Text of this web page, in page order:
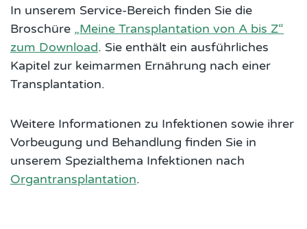
In unserem Service-Bereich finden Sie die
Broschüre „Meine Transplantation von A bis Z“
zum Download. Sie enthält ein ausführliches
Kapitel zur keimarmen Ernährung nach einer
Transplantation.
Weitere Informationen zu Infektionen sowie ihrer
Vorbeugung und Behandlung finden Sie in
unserem Spezialthema Infektionen nach
Organtransplantation.